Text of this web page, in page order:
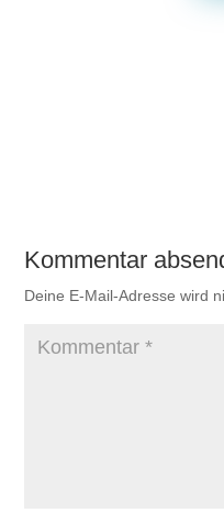
Kommentar
Deine E-Mail-Adresse wird